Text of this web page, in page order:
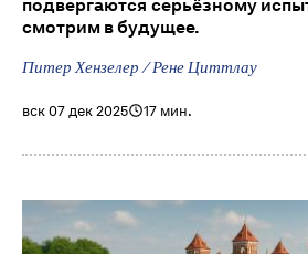
подвергаются серьёзному
смотрим в будущее.
Питер Хензелер / Рене Циттлау
вск 07 дек 2025 17 мин.